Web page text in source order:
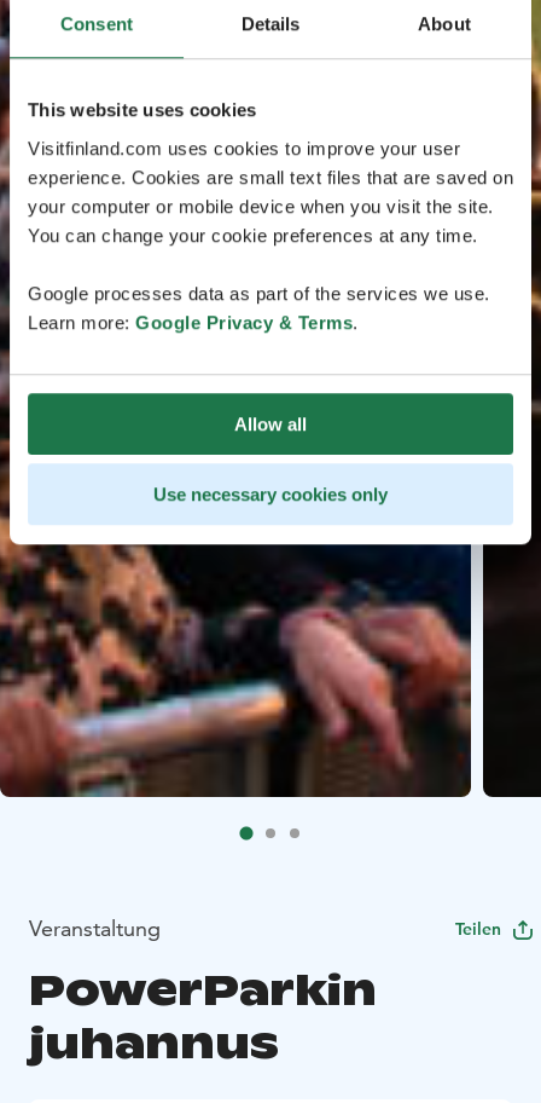
Consent Details About
This website uses cookies
Visitfinland.com uses cookies to improve your user
experience. Cookies are small text files that are saved on
your computer or mobile device when you visit the site.
You can change your cookie preferences at any time.
Google processes data as part of the services we use.
Learn more: Google Privacy & Terms.
Allow all
Use necessary cookies only
Veranstaltung Teilen
PowerParkin
juhannus